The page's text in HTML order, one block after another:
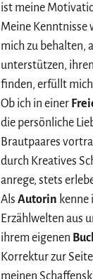
ist meine
Meine Kenntnisse
mich zu behalten,
unterstützen,
finden, erfüllt
Ob ich in einer
die persönliche
Brautpaares
durch Kreatives
anrege, stets
Als Autorin
Erzählwelten aus
ihrem eigenen
Korrektur zur
meinen